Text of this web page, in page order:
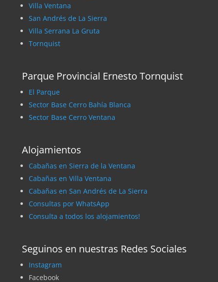
Villa Ventana
San Andrés de La Sierra
Villa Serrana La Gruta
Tornquist
Parque Provincial Ernesto Tornquist
El Parque
Sector Base Cerro Bahía Blanca
Sector Base Cerro Ventana
Alojamientos
Cabañas en Sierra de la Ventana
Cabañas en Villa Ventana
Cabañas en San Andrés de La Sierra
Consultas por WhatsApp
Consulta a todos los alojamientos!
Seguinos en nuestras Redes Sociales
Instagram
Facebook